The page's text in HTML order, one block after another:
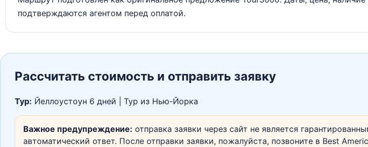
подтверждаются агентом перед оплатой.
Рассчитать стоимость и отправить заявку
Тур: Йеллоустоун 6 дней | Тур из Нью-Йорка
Важное предупреждение: отправка заявки через сайт не является
автоматический ответ. После отправки заявки, пожалуйста, позвоните в Best